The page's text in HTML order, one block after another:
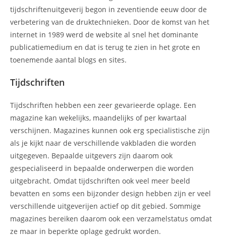
tijdschriftenuitgeverij begon in zeventiende eeuw door de
verbetering van de druktechnieken. Door de komst van het
internet in 1989 werd de website al snel het dominante
publicatiemedium en dat is terug te zien in het grote en
toenemende aantal blogs en sites.
Tijdschriften
Tijdschriften hebben een zeer gevarieerde oplage. Een
magazine kan wekelijks, maandelijks of per kwartaal
verschijnen. Magazines kunnen ook erg specialistische zijn
als je kijkt naar de verschillende vakbladen die worden
uitgegeven. Bepaalde uitgevers zijn daarom ook
gespecialiseerd in bepaalde onderwerpen die worden
uitgebracht. Omdat tijdschriften ook veel meer beeld
bevatten en soms een bijzonder design hebben zijn er veel
verschillende uitgeverijen actief op dit gebied. Sommige
magazines bereiken daarom ook een verzamelstatus omdat
ze maar in beperkte oplage gedrukt worden.